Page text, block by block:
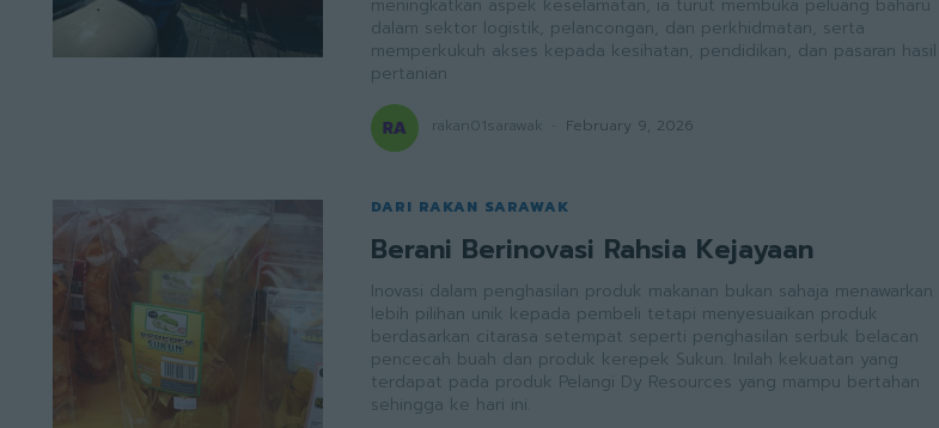
meningkatkan aspek keselamatan, ia turut membuka peluang baharu
dalam sektor logistik, pelancongan, dan perkhidmatan, serta
memperkukuh akses kepada kesihatan, pendidikan, dan pasaran hasil
pertanian
rakan01sarawak February 9, 2026
DARI RAKAN SARAWAK
Berani Berinovasi Rahsia Kejayaan
Inovasi dalam penghasilan produk makanan bukan sahaja menawarkan
lebih pilihan unik kepada pembeli tetapi menyesuaikan produk
berdasarkan citarasa setempat seperti penghasilan serbuk belacan
pencecah buah dan produk kerepek Sukun. Inilah kekuatan yang
terdapat pada produk Pelangi Dy Resources yang mampu bertahan
sehingga ke hari ini.